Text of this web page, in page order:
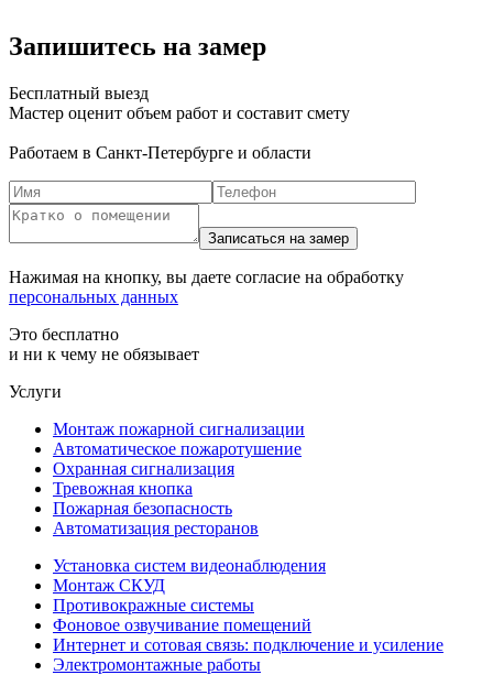
Запишитесь на замер
Бесплатный выезд
Мастер оценит объем работ и составит смету
Работаем в Санкт-Петербурге и области
Нажимая на кнопку, вы даете согласие на обработку
персональных данных
Это бесплатно
и ни к чему не обязывает
Услуги
Монтаж пожарной сигнализации
Автоматическое пожаротушение
Охранная сигнализация
Тревожная кнопка
Пожарная безопасность
Автоматизация ресторанов
Установка систем видеонаблюдения
Монтаж СКУД
Противокражные системы
Фоновое озвучивание помещений
Интернет и сотовая связь: подключение и усиление
Электромонтажные работы